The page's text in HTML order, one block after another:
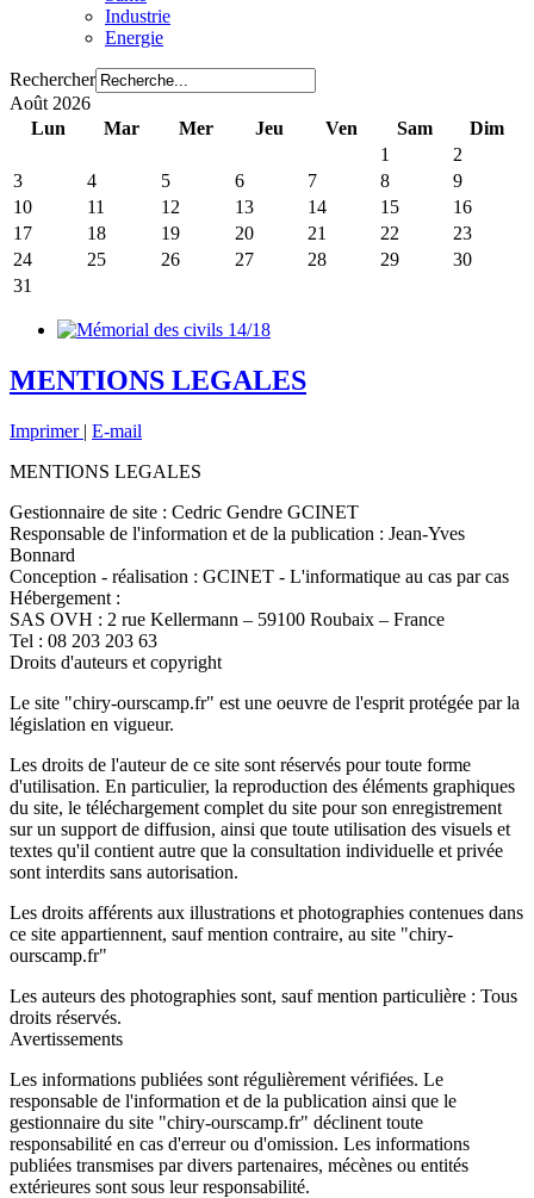
Industrie
Energie
Rechercher
Août 2026
Lun
Mar Mer Jeu Ven Sam
Dim
1
2
3
4 5 6 7 8
9
10
11 12 13 14 15
16
17
18 19 20 21 22
23
24
25 26 27 28 29
30
31
MENTIONS LEGALES
Imprimer | E-mail
MENTIONS LEGALES
Gestionnaire de site : Cedric Gendre GCINET
Responsable de l'information et de la publication : Jean-Yves
Bonnard
Conception - réalisation : GCINET - L'informatique au cas par cas
Hébergement :
SAS OVH : 2 rue Kellermann – 59100 Roubaix – France
Tel : 08 203 203 63
Droits d'auteurs et copyright
Le site "chiry-ourscamp.fr" est une oeuvre de l'esprit protégée par la
législation en vigueur.
Les droits de l'auteur de ce site sont réservés pour toute forme
d'utilisation. En particulier, la reproduction des éléments graphiques
du site, le téléchargement complet du site pour son enregistrement
sur un support de diffusion, ainsi que toute utilisation des visuels et
textes qu'il contient autre que la consultation individuelle et privée
sont interdits sans autorisation.
Les droits afférents aux illustrations et photographies contenues dans
ce site appartiennent, sauf mention contraire, au site "chiry-
ourscamp.fr"
Les auteurs des photographies sont, sauf mention particulière : Tous
droits réservés.
Avertissements
Les informations publiées sont régulièrement vérifiées. Le
responsable de l'information et de la publication ainsi que le
gestionnaire du site "chiry-ourscamp.fr" déclinent toute
responsabilité en cas d'erreur ou d'omission. Les informations
publiées transmises par divers partenaires, mécènes ou entités
extérieures sont sous leur responsabilité.